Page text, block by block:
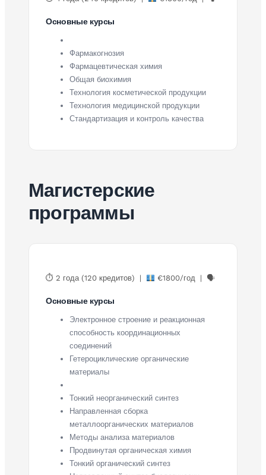
Основные курсы
Фармакогнозия
Фармацевтическая химия
Общая биохимия
Технология косметической продукции
Технология медицинской продукции
Стандартизация и контроль качества
Магистерские
программы
⏱ 2 года (120 кредитов) | €1800/год | 🗣
Основные курсы
Электронное строение и реакционная
способность координационных
соединений
Гетероциклические органические
материалы
Тонкий неорганический синтез
Направленная сборка
металлоорганических материалов
Методы анализа материалов
Продвинутая органическая химия
Тонкий органический синтез